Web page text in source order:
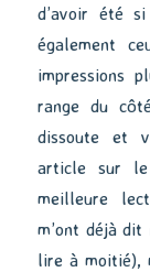
d’avoir été
également
impressions
range du
dissoute et
article sur
meilleure
m’ont déjà
lire à moitié),